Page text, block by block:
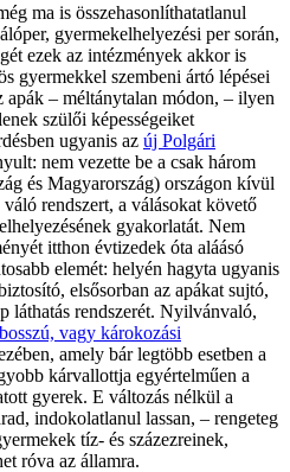
ma is összehasonlíthatatlanul
gyermekelhelyezési per során,
ezek az intézmények akkor is
gyermekkel szembeni ártó lépései
– méltánytalan módon, – ilyen
szülői képességeiket
ugyanis az új Polgári
nem vezette be a csak három
és Magyarország) országon kívül
rendszert, a válásokat követő
gyakorlatát. Nem
itthon évtizedek óta aláásó
elemét: helyén hagyta ugyanis
elsősorban az apákat sujtó,
láthatás rendszerét. Nyilvánvaló,
bosszú, vagy károkozási
amely bár legtöbb esetben a
kárvallottja egyértelműen a
gyerek. E változás nélkül a
indokolatlanul lassan, – rengeteg
tíz- és százezreinek,
róva az államra.